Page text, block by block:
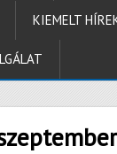
KIEMELT